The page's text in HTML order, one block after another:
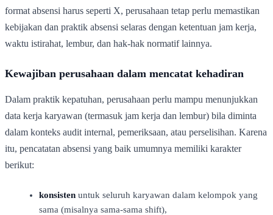
format absensi harus seperti X, perusahaan tetap perlu memastikan
kebijakan dan praktik absensi selaras dengan ketentuan jam kerja,
waktu istirahat, lembur, dan hak-hak normatif lainnya.
Kewajiban perusahaan dalam mencatat kehadiran
Dalam praktik kepatuhan, perusahaan perlu mampu menunjukkan
data kerja karyawan (termasuk jam kerja dan lembur) bila diminta
dalam konteks audit internal, pemeriksaan, atau perselisihan. Karena
itu, pencatatan absensi yang baik umumnya memiliki karakter
berikut:
konsisten untuk seluruh karyawan dalam kelompok yang
sama (misalnya sama-sama shift),